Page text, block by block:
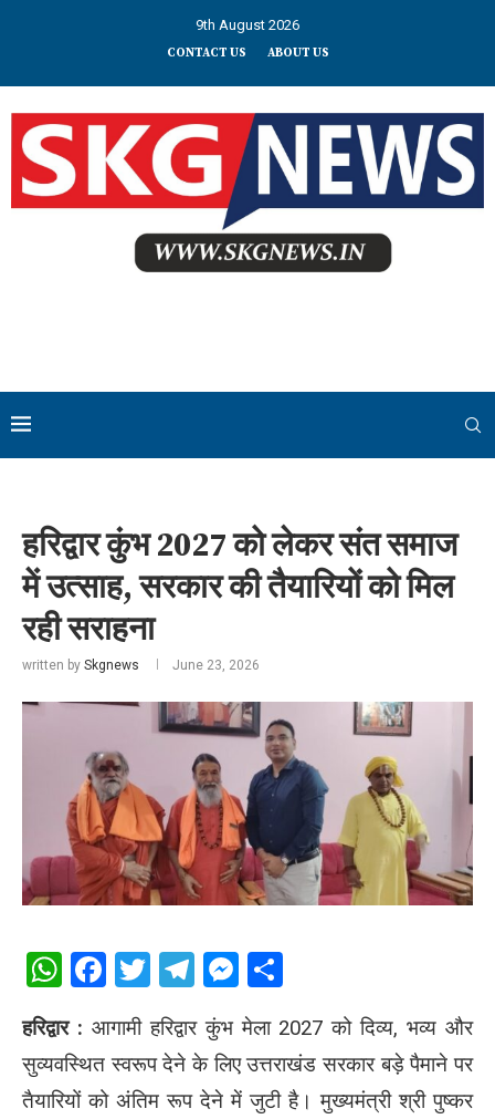
9th August 2026
CONTACT US ABOUT US
हरिद्वार कुंभ 2027 को लेकर संत समाज
में उत्साह, सरकार की तैयारियों को मिल
रही सराहना
written by Skgnews June 23, 2026
WhatsApp
Facebook
Twitter
Telegram
Messenger
हरिद्वार : आगामी हरिद्वार कुंभ मेला 2027 को दिव्य, भव्य और
सुव्यवस्थित स्वरूप देने के लिए उत्तराखंड सरकार बड़े पैमाने पर
तैयारियों को अंतिम रूप देने में जुटी है। मुख्यमंत्री श्री पुष्कर